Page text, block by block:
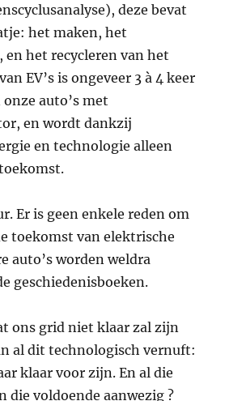
deze bevat
het maken, het
het recycleren van het
EV’s is ongeveer 3 à 4 keer
auto’s met
en wordt dankzij
en technologie alleen
Er is geen enkele reden om
toekomst van elektrische
auto’s worden weldra
geschiedenisboeken.
ons grid niet klaar zal zijn
al dit technologisch vernuft:
klaar voor zijn. En al die
die voldoende aanwezig ?